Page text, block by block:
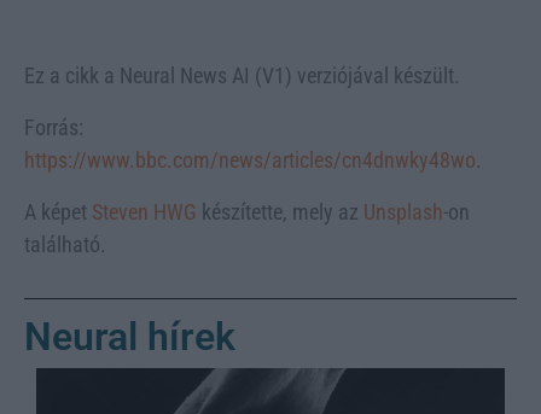
Ez a cikk a Neural News AI (V1) verziójával készült.
Forrás:
https://www.bbc.com/news/articles/cn4dnwky48wo.
A képet Steven HWG készítette, mely az Unsplash-on
található.
Neural hírek